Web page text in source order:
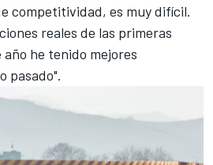
competitividad, es muy difícil.
reales de las primeras
he tenido mejores
pasado".